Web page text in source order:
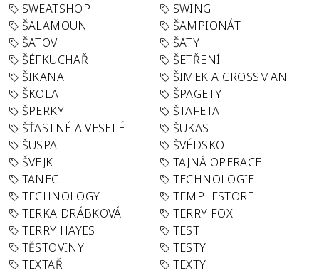
SWEATSHOP
SWING
ŠALAMOUN
ŠAMPIONÁT
ŠATOV
ŠATY
ŠÉFKUCHAŘ
ŠETŘENÍ
ŠIKANA
ŠIMEK A GROSSMAN
ŠKOLA
ŠPAGETY
ŠPERKY
ŠTAFETA
ŠŤASTNÉ A VESELÉ
ŠUKAS
ŠUSPA
ŠVÉDSKO
ŠVEJK
TAJNÁ OPERACE
TANEC
TECHNOLOGIE
TECHNOLOGY
TEMPLESTORE
TERKA DRÁBKOVÁ
TERRY FOX
TERRY HAYES
TEST
TĚSTOVINY
TESTY
TEXTAŘ
TEXTY